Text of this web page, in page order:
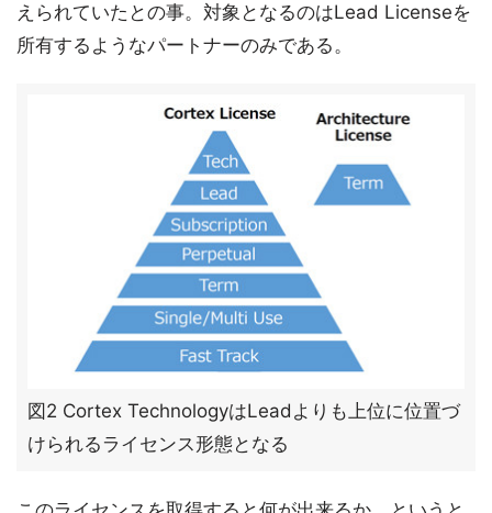
えられていたとの事。対象となるのはLead Licenseを
所有するようなパートナーのみである。
図2 Cortex TechnologyはLeadよりも上位に位置づ
けられるライセンス形態となる